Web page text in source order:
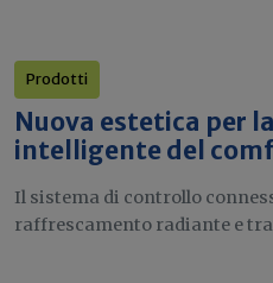
Prodotti
Nuova estetica per
intelligente del
Il sistema di controllo
raffrescamento radiante e